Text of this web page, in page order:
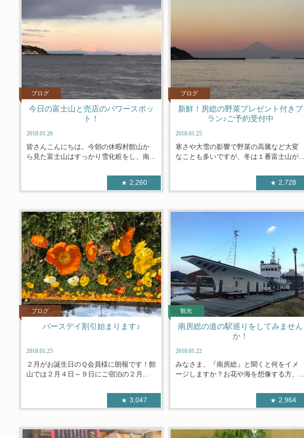
ブログ
今日の富士山と売店のパワースポッ
ト！
2018.01.26
皆さんこんにちは。今朝の休暇村館山か
ら見た富士山はすっかり雪化粧をし、南...
2,260
ブログ
新鮮！房総の野菜プレゼント付きプ
ラン♪ご予約受付中
2018.01.25
寒さや大雪の影響で野菜の高騰など大変
なことも多いですが、冬は１番富士山が...
2,728
ブログ
バースデイ割引始まります♪
2018.01.23
２月がお誕生日のＱ会員様に朗報です！館
山では２月４日～９日にご宿泊の２月...
3,047
観光
南房総の道の駅巡りをしてみません
か！
2018.01.22
みなさま、『南房総』と聞くと何をイメ
ージしますか？お花や海を想像する方、...
2,964